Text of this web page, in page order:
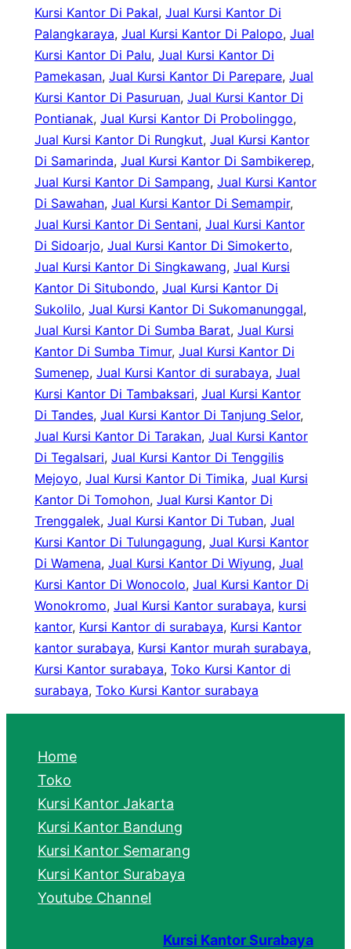
Kursi Kantor Di Pakal, Jual Kursi Kantor Di
Palangkaraya, Jual Kursi Kantor Di Palopo, Jual
Kursi Kantor Di Palu, Jual Kursi Kantor Di
Pamekasan, Jual Kursi Kantor Di Parepare, Jual
Kursi Kantor Di Pasuruan, Jual Kursi Kantor Di
Pontianak, Jual Kursi Kantor Di Probolinggo
Jual Kursi Kantor Di Rungkut, Jual Kursi Kantor
Di Samarinda, Jual Kursi Kantor Di Sambikerep
Jual Kursi Kantor Di Sampang, Jual Kursi Kantor
Di Sawahan, Jual Kursi Kantor Di Semampir
Jual Kursi Kantor Di Sentani, Jual Kursi Kantor
Di Sidoarjo, Jual Kursi Kantor Di Simokerto
Jual Kursi Kantor Di Singkawang, Jual Kursi
Kantor Di Situbondo, Jual Kursi Kantor Di
Sukolilo, Jual Kursi Kantor Di Sukomanunggal
Jual Kursi Kantor Di Sumba Barat, Jual Kursi
Kantor Di Sumba Timur, Jual Kursi Kantor Di
Sumenep, Jual Kursi Kantor di surabaya, Jual
Kursi Kantor Di Tambaksari, Jual Kursi Kantor
Di Tandes, Jual Kursi Kantor Di Tanjung Selor
Jual Kursi Kantor Di Tarakan, Jual Kursi Kantor
Di Tegalsari, Jual Kursi Kantor Di Tenggilis
Mejoyo, Jual Kursi Kantor Di Timika, Jual Kursi
Kantor Di Tomohon, Jual Kursi Kantor Di
Trenggalek, Jual Kursi Kantor Di Tuban, Jual
Kursi Kantor Di Tulungagung, Jual Kursi Kantor
Di Wamena, Jual Kursi Kantor Di Wiyung, Jual
Kursi Kantor Di Wonocolo, Jual Kursi Kantor Di
Wonokromo, Jual Kursi Kantor surabaya, kursi
kantor, Kursi Kantor di surabaya, Kursi Kantor
kantor surabaya, Kursi Kantor murah surabaya
Kursi Kantor surabaya, Toko Kursi Kantor di
surabaya, Toko Kursi Kantor surabaya
Home
Toko
Kursi Kantor Jakarta
Kursi Kantor Bandung
Kursi Kantor Semarang
Kursi Kantor Surabaya
Youtube Channel
Kursi Kantor Surabaya